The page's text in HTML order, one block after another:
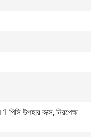
উপহার বাক্স, নিরপেক্ষ